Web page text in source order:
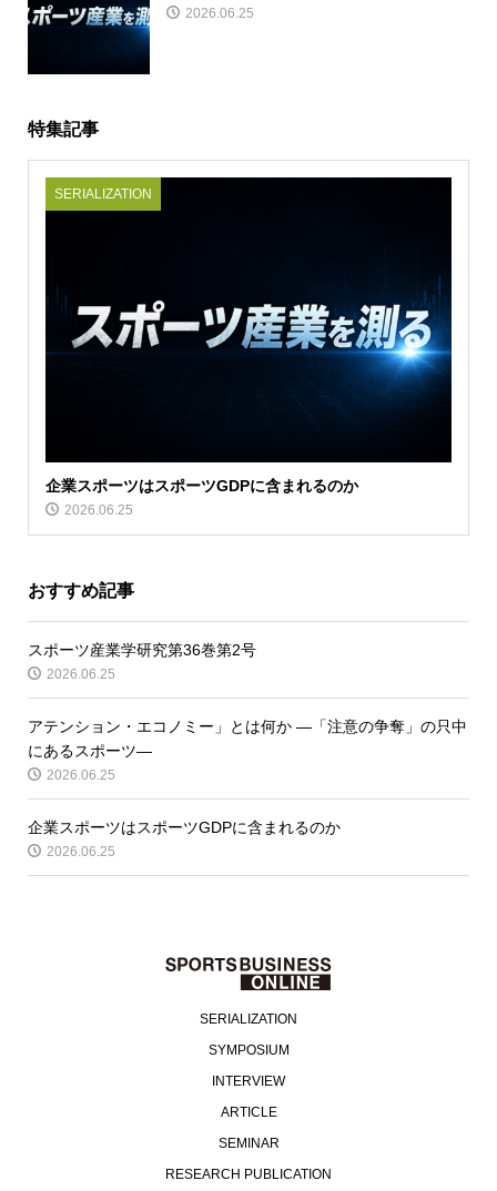
2026.06.25
特集記事
SERIALIZATION
企業スポーツはスポーツGDPに含まれるのか
2026.06.25
おすすめ記事
スポーツ産業学研究第36巻第2号
2026.06.25
アテンション・エコノミー」とは何か ―「注意の争奪」の只中
にあるスポーツ―
2026.06.25
企業スポーツはスポーツGDPに含まれるのか
2026.06.25
SERIALIZATION
SYMPOSIUM
INTERVIEW
ARTICLE
SEMINAR
RESEARCH PUBLICATION